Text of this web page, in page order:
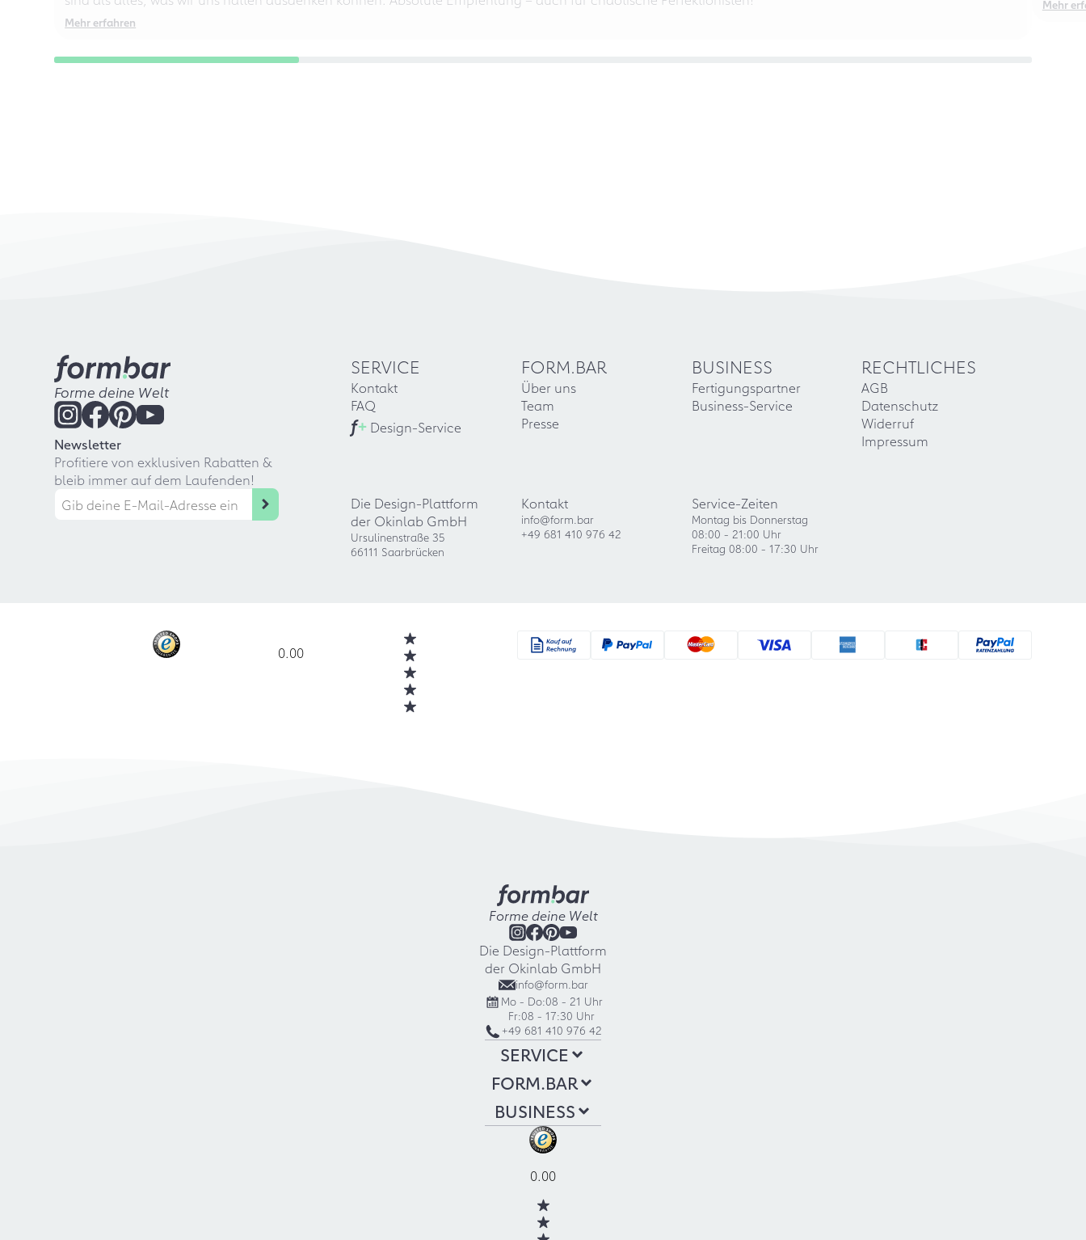
Mehr erfahren
Mehr
Forme deine Welt
Newsletter
Profitiere von exklusiven Rabatten &
bleib immer auf dem Laufenden!
SERVICE
Kontakt
FAQ
f+ Design-Service
FORM.BAR
Über uns
Team
Presse
BUSINESS
Fertigungspartner
Business-Service
RECHTLICHES
AGB
Datenschutz
Widerruf
Impressum
Die Design-Plattform
der Okinlab GmbH
Ursulinenstraße 35
66111 Saarbrücken
Kontakt
info@form.bar
+49 681 410 976 42
Service-Zeiten
Montag bis Donnerstag
08:00 - 21:00 Uhr
Freitag 08:00 - 17:30 Uhr
0.00
Forme deine Welt
Die Design-Plattform
der Okinlab GmbH
info@form.bar
Mo - Do:08 - 21 Uhr
Fr:08 - 17:30 Uhr
+49 681 410 976 42
SERVICE
FORM.BAR
BUSINESS
0.00